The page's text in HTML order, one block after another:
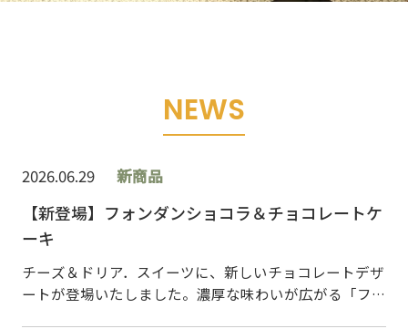
NEWS
2026.06.29 新商品
【新登場】フォンダンショコラ＆チョコレートケ
ーキ
チーズ＆ドリア．スイーツに、新しいチョコレートデザ
ートが登場いたしました。濃厚な味わいが広がる「フォ